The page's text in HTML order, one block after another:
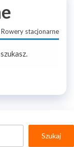
stacjonarne
Szukaj